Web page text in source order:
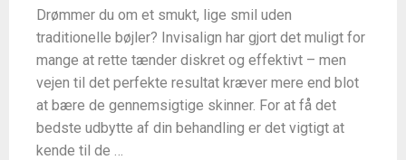
Drømmer du om et smukt, lige smil uden
traditionelle bøjler? Invisalign har gjort det muligt for
mange at rette tænder diskret og effektivt – men
vejen til det perfekte resultat kræver mere end blot
at bære de gennemsigtige skinner. For at få det
bedste udbytte af din behandling er det vigtigt at
kende til de …